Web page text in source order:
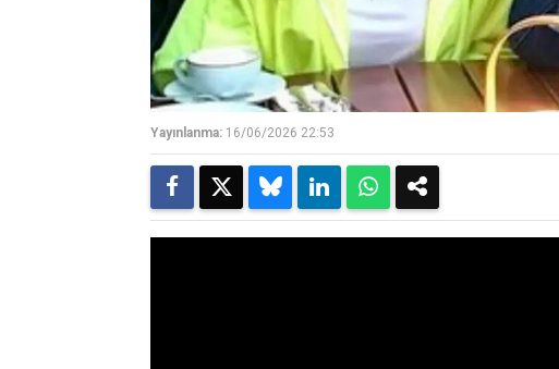
Yayınlanma: 16/06/2026 22:53